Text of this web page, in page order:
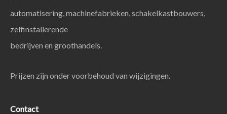
automatisering, machinefabrieken, schakelkastbouwers,
zelfinstallerende
bedrijven en groothandels.
Prijzen zijn onder voorbehoud van wijzigingen.
Contact